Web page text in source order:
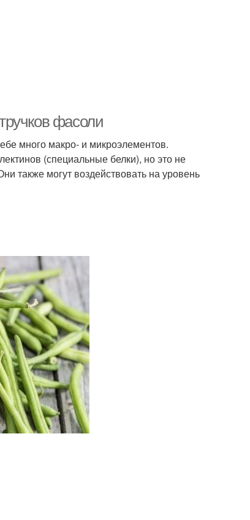
фасоли
много макро- и микроэлементов.
(специальные белки), но это не
также могут воздействовать на уровень